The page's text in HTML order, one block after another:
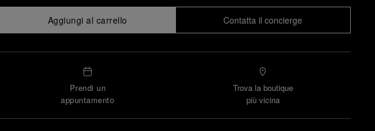
Aggiungi al carrello Contatta il concierge
Prendi un
appuntamento
Trova la boutique
più vicina